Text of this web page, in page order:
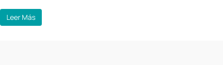
Leer Más